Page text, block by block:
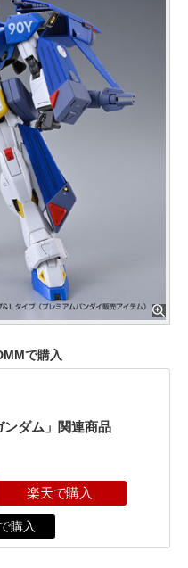
で購入
ンダム」関連商品
楽天で購入
購入